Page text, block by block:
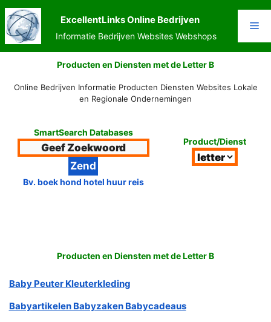
Ga
naar
de
inhoud
ExcellentLinks Online Bedrijven
Informatie Bedrijven Websites Webshops
Producten en Diensten met de Letter B
Online Bedrijven Informatie Producten Diensten Websites Lokale
en Regionale Ondernemingen
SmartSearch Databases
Bv. boek hond hotel huur reis
Product/Dienst
Producten en Diensten met de Letter B
Baby Peuter Kleuterkleding
Babyartikelen Babyzaken Babycadeaus